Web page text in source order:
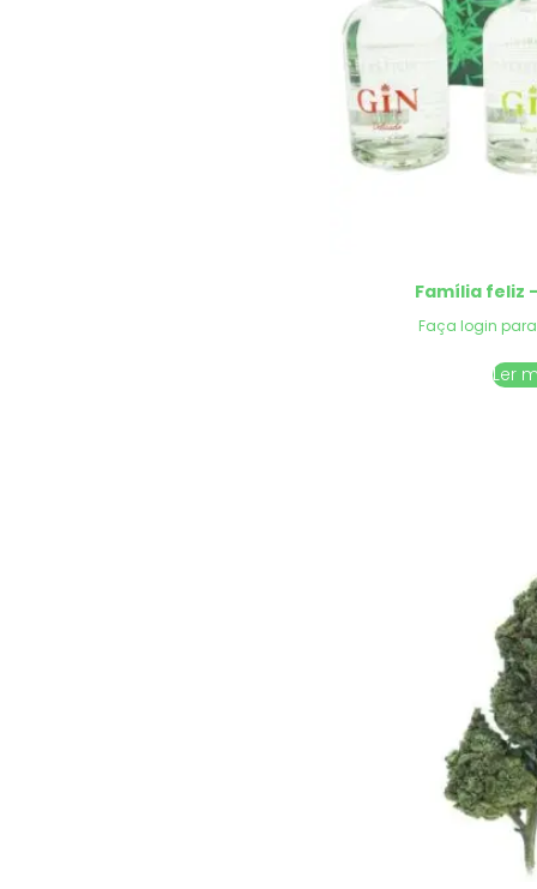
Família feliz
Faça login
Ler